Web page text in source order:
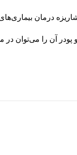
درمان
پودر آن را می‌توان